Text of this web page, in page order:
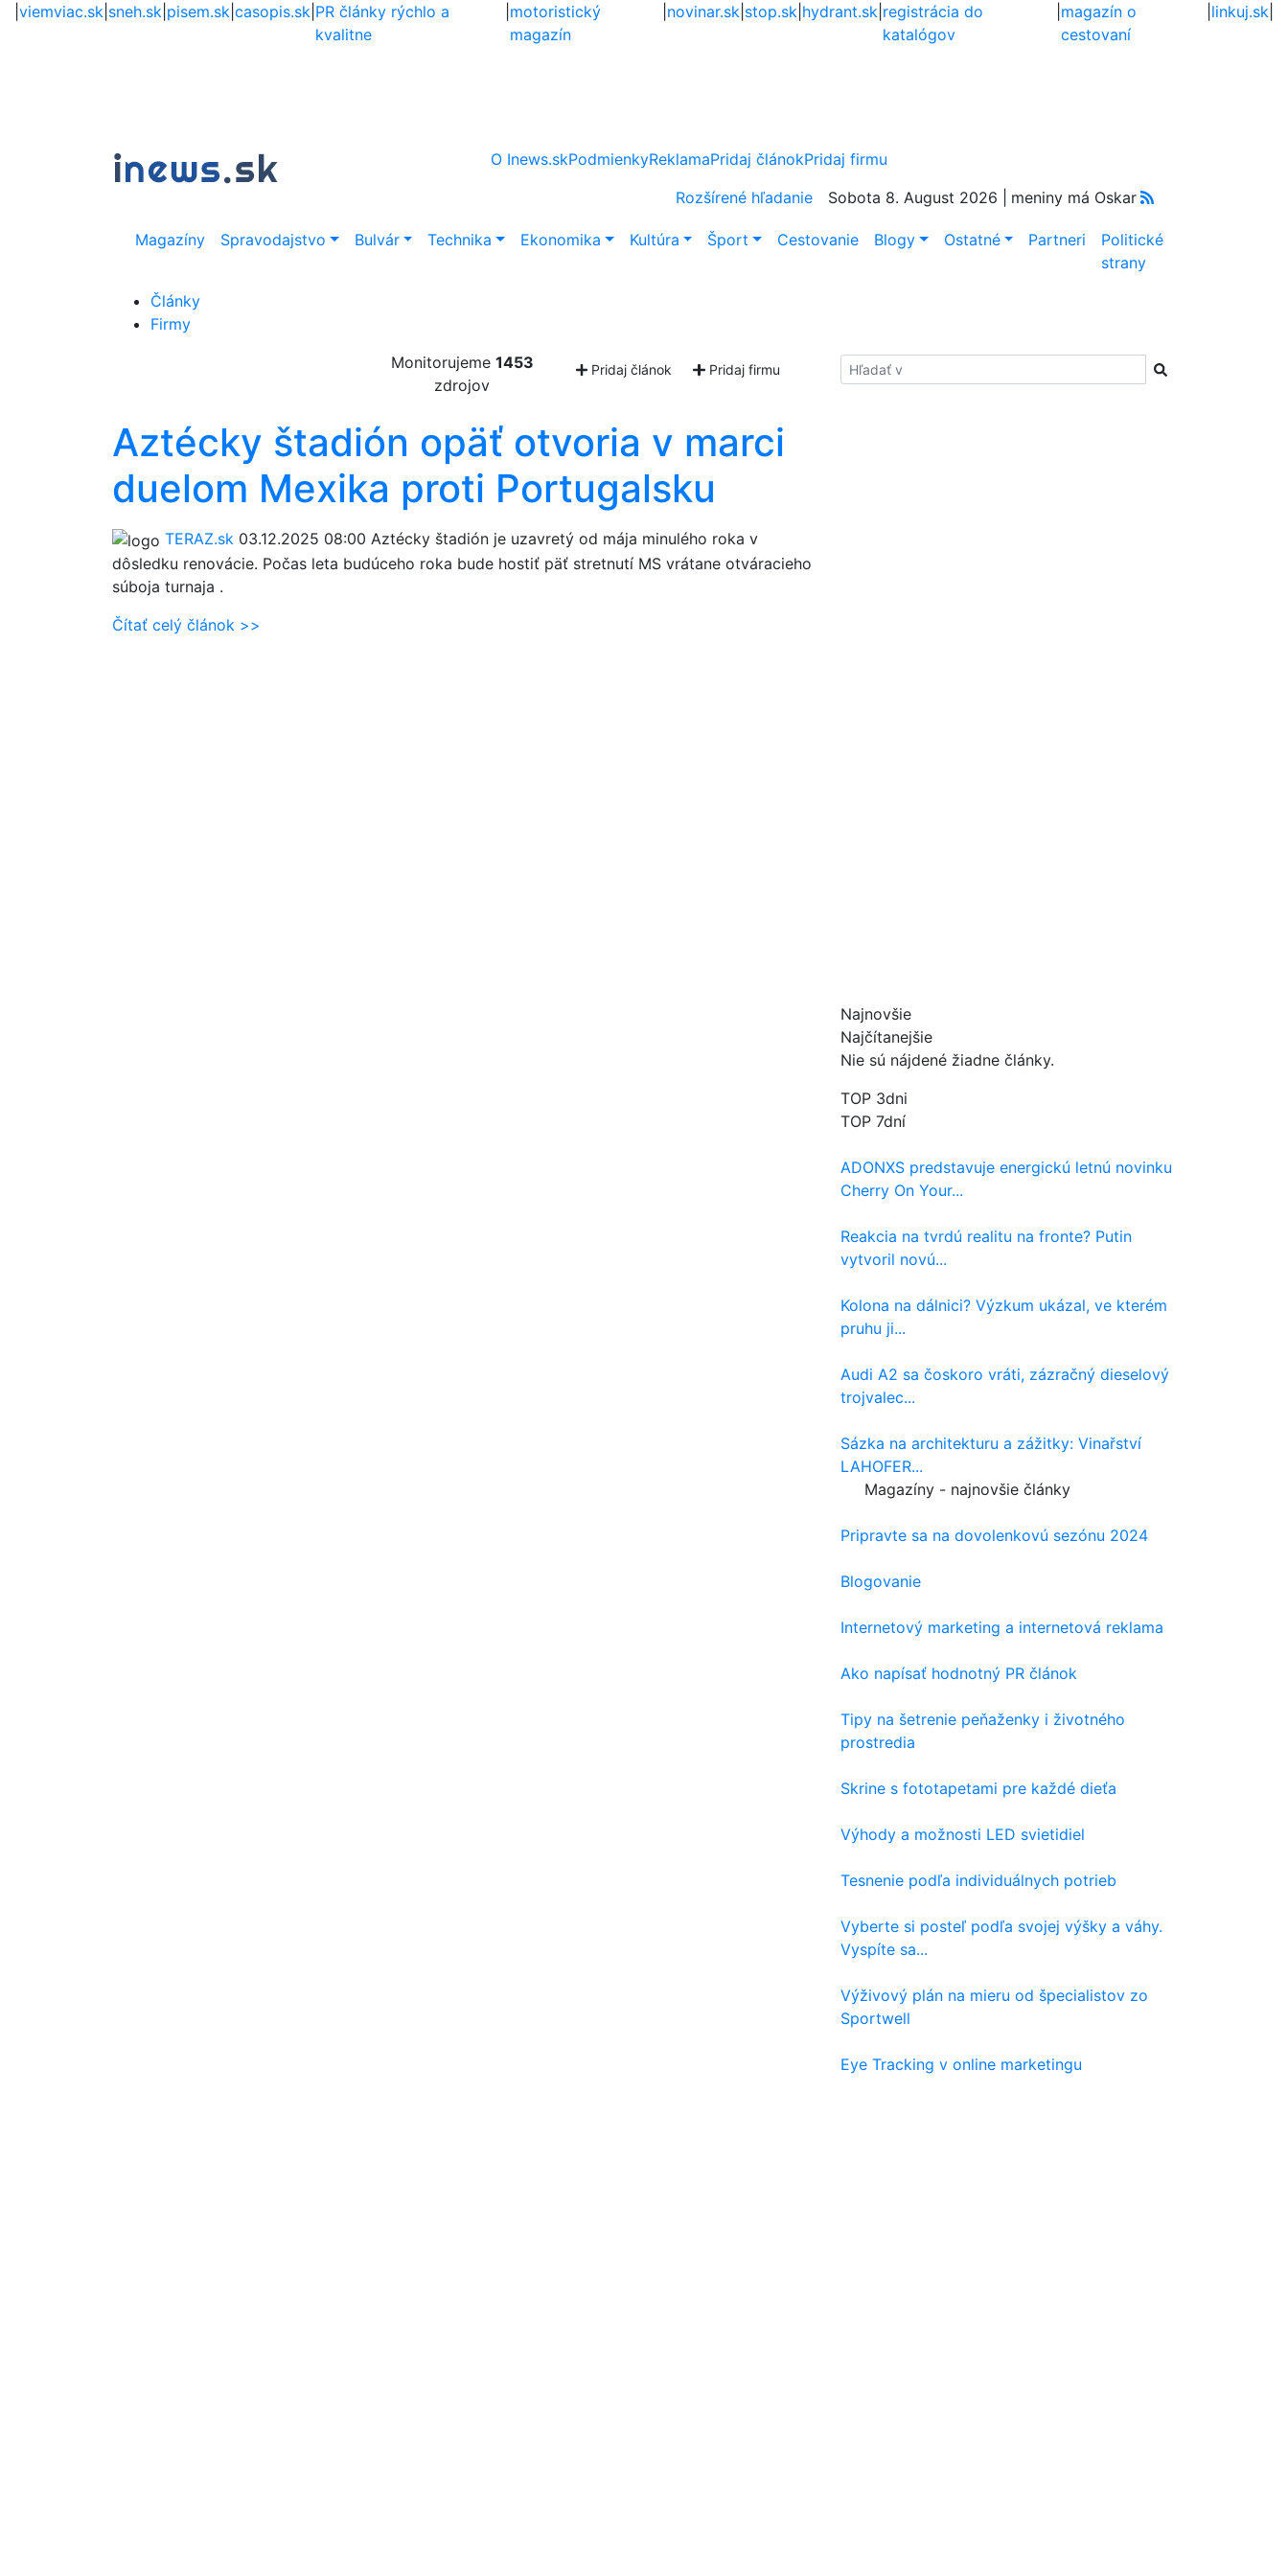
viemviac.sk sneh.sk pisem.sk casopis.sk PR články rýchlo a
kvalitne
motoristický
magazín
novinar.sk stop.sk hydrant.sk registrácia do
katalógov
magazín o
cestovaní
linkuj.sk|
O Inews.skPodmienkyReklamaPridaj článokPridaj firmu
Rozšírené hľadanie
Sobota 8. August 2026 | meniny má Oskar
Magazíny Spravodajstvo Bulvár Technika Ekonomika Kultúra Šport Cestovanie Blogy Ostatné Partneri
Politické
strany
Články
Firmy
Monitorujeme 1453
zdrojov
Pridaj článok Pridaj firmu Hladať
Aztécky štadión opäť otvoria v marci
duelom Mexika proti Portugalsku
TERAZ.sk 03.12.2025 08:00 Aztécky štadión je uzavretý od mája minulého roka v
dôsledku renovácie. Počas leta budúceho roka bude hostiť päť stretnutí MS vrátane otváracieho
súboja turnaja .
Čítať celý článok >>
Najnovšie
Najčítanejšie
Nie sú nájdené žiadne články.
TOP 3dni
TOP 7dní
ADONXS predstavuje energickú letnú novinku
Cherry On Your...
Reakcia na tvrdú realitu na fronte? Putin
vytvoril novú...
Kolona na dálnici? Výzkum ukázal, ve kterém
pruhu ji...
Audi A2 sa čoskoro vráti, zázračný dieselový
trojvalec...
Sázka na architekturu a zážitky: Vinařství
LAHOFER...
Magazíny - najnovšie články
Pripravte sa na dovolenkovú sezónu 2024
Blogovanie
Internetový marketing a internetová reklama
Ako napísať hodnotný PR článok
Tipy na šetrenie peňaženky i životného
prostredia
Skrine s fototapetami pre každé dieťa
Výhody a možnosti LED svietidiel
Tesnenie podľa individuálnych potrieb
Vyberte si posteľ podľa svojej výšky a váhy.
Vyspíte sa...
Výživový plán na mieru od špecialistov zo
Sportwell
Eye Tracking v online marketingu